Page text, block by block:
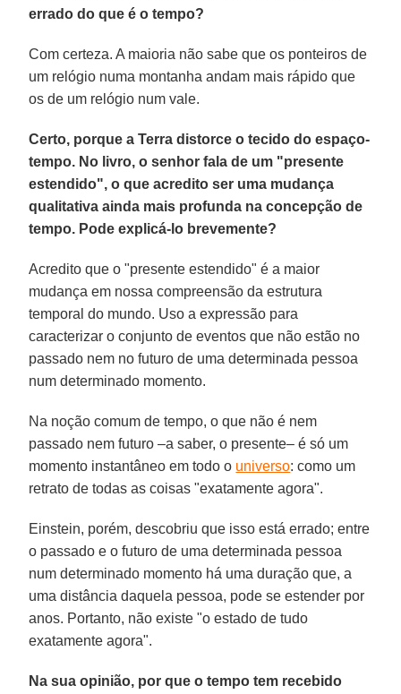
errado do que é o tempo?
Com certeza. A maioria não sabe que os ponteiros de
um relógio numa montanha andam mais rápido que
os de um relógio num vale.
Certo, porque a Terra distorce o tecido do espaço-
tempo. No livro, o senhor fala de um "presente
estendido", o que acredito ser uma mudança
qualitativa ainda mais profunda na concepção de
tempo. Pode explicá-lo brevemente?
Acredito que o "presente estendido" é a maior
mudança em nossa compreensão da estrutura
temporal do mundo. Uso a expressão para
caracterizar o conjunto de eventos que não estão no
passado nem no futuro de uma determinada pessoa
num determinado momento.
Na noção comum de tempo, o que não é nem
passado nem futuro –a saber, o presente– é só um
momento instantâneo em todo o universo: como um
retrato de todas as coisas "exatamente agora".
Einstein, porém, descobriu que isso está errado; entre
o passado e o futuro de uma determinada pessoa
num determinado momento há uma duração que, a
uma distância daquela pessoa, pode se estender por
anos. Portanto, não existe "o estado de tudo
exatamente agora".
Na sua opinião, por que o tempo tem recebido